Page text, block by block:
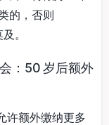
的，否则
。
：50 岁后额外
许额外缴纳更多